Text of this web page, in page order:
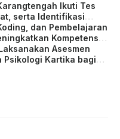
Ikuti Tes
serta Identifikasi
Konsentrasi Belajar
dan Pembelajaran
Kompetensi
Asesmen
Psikologi Kartika bagi